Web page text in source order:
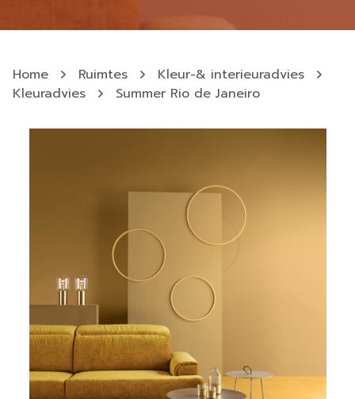
Home Ruimtes
Kleur-& interieuradvies
Kleuradvies
Summer Rio de Janeiro